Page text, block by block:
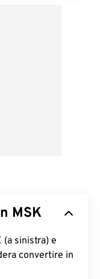
MSK
(a sinistra) e
convertire in